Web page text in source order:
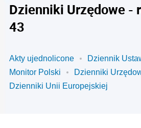
Dzienniki Urzędowe -
43
Akty ujednolicone
Dziennik
Monitor Polski
Dzienniki
Dzienniki Unii Europejskiej